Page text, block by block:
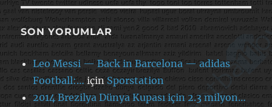
SON YORUMLAR
Leo Messi — Back in Barcelona — adidas
Football:…içinSporstation
2014 Brezilya Dünya Kupası için 2.3 milyon…